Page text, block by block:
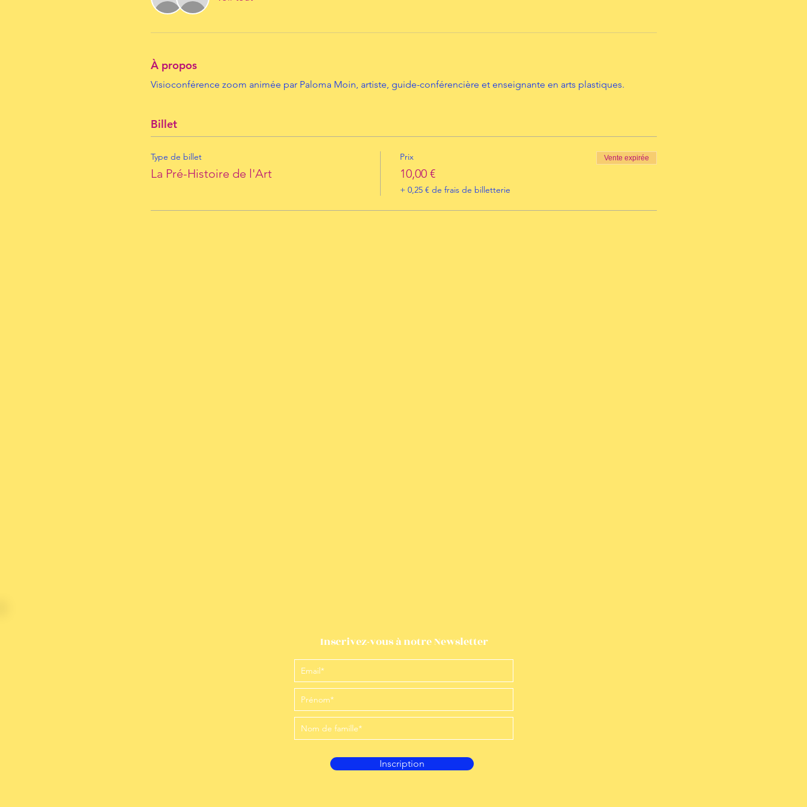
À propos
Visioconférence zoom animée par Paloma Moin, artiste, guide-conférencière et enseignante en arts plastiques.
Billet
Type de billet
La Pré-Histoire de l'Art
Prix
10,00 €
+ 0,25 € de frais de billetterie
Vente expirée
Inscrivez-vous à notre Newsletter
Inscription